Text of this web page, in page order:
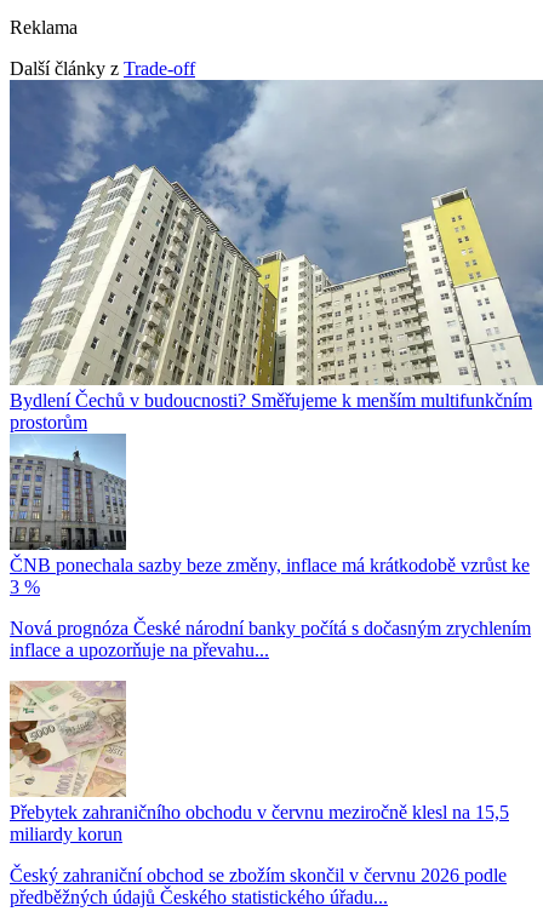
Reklama
Další články z Trade-off
Bydlení Čechů v budoucnosti? Směřujeme k menším multifunkčním
prostorům
ČNB ponechala sazby beze změny, inflace má krátkodobě vzrůst ke
3 %
Nová prognóza České národní banky počítá s dočasným zrychlením
inflace a upozorňuje na převahu...
Přebytek zahraničního obchodu v červnu meziročně klesl na 15,5
miliardy korun
Český zahraniční obchod se zbožím skončil v červnu 2026 podle
předběžných údajů Českého statistického úřadu...